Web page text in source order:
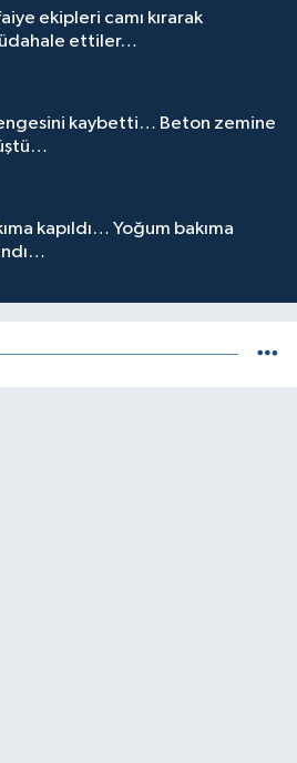
ekipleri camı kırarak
ettiler…
kaybetti… Beton zemine
kapıldı… Yoğum bakıma